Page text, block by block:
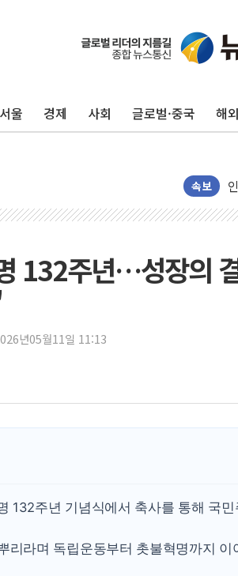
울 경제 사회 글로벌·중국 해
속보
[
[
[
'
132주년…성장의
년05월11일 11:13
132주년 기념식에서 축사를 통해 국
리라며 독립운동부터 촛불혁명까지 이